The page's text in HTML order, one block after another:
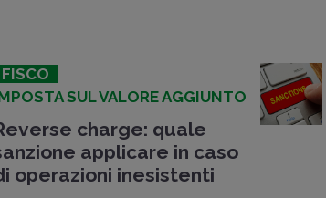
FISCO
SUL VALORE AGGIUNTO
charge: quale
applicare in caso
operazioni inesistenti